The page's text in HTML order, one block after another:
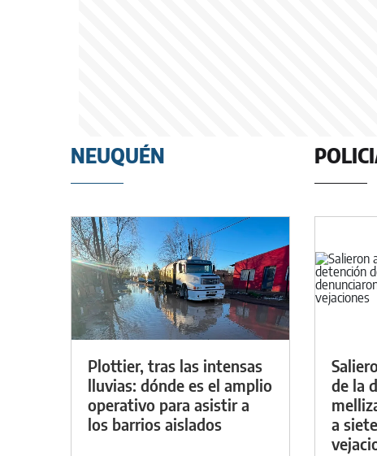
NEUQUÉN
Plottier, tras las intensas
lluvias: dónde es el amplio
operativo para asistir a
los barrios aislados
de la
a